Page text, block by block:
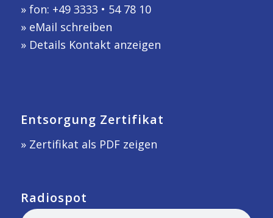
» fon: +49 3333 • 54 78 10
» eMail schreiben
» Details Kontakt anzeigen
Entsorgung Zertifikat
» Zertifikat als PDF zeigen
Radiospot